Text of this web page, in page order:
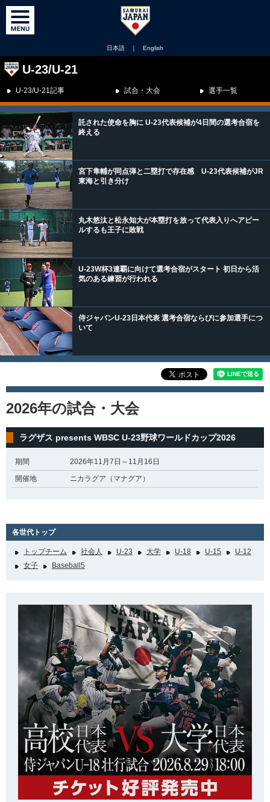
日本語 ｜ English
U-23/U-21
U-23/U-21記事 試合・大会 選手一覧
託された使命を胸に U-23代表候補が4日間の選考合宿を
終える
宮下隼輔が同点弾と二塁打で存在感 U-23代表候補がJR
東海と引き分け
丸木悠汰と松永知大が本塁打を放って代表入りへアピー
ルするも王子に敗戦
U-23W杯3連覇に向けて選考合宿がスタート 初日から活
気のある練習が行われる
侍ジャパンU-23日本代表 選考合宿ならびに参加選手につ
いて
2026年の試合・大会
ラグザス presents WBSC U-23野球ワールドカップ2026
期間
2026年11月7日～11月16日
開催地
ニカラグア（マナグア）
各世代トップ
トップチーム 社会人 U-23 大学 U-18 U-15
U-12
女子
Baseball5